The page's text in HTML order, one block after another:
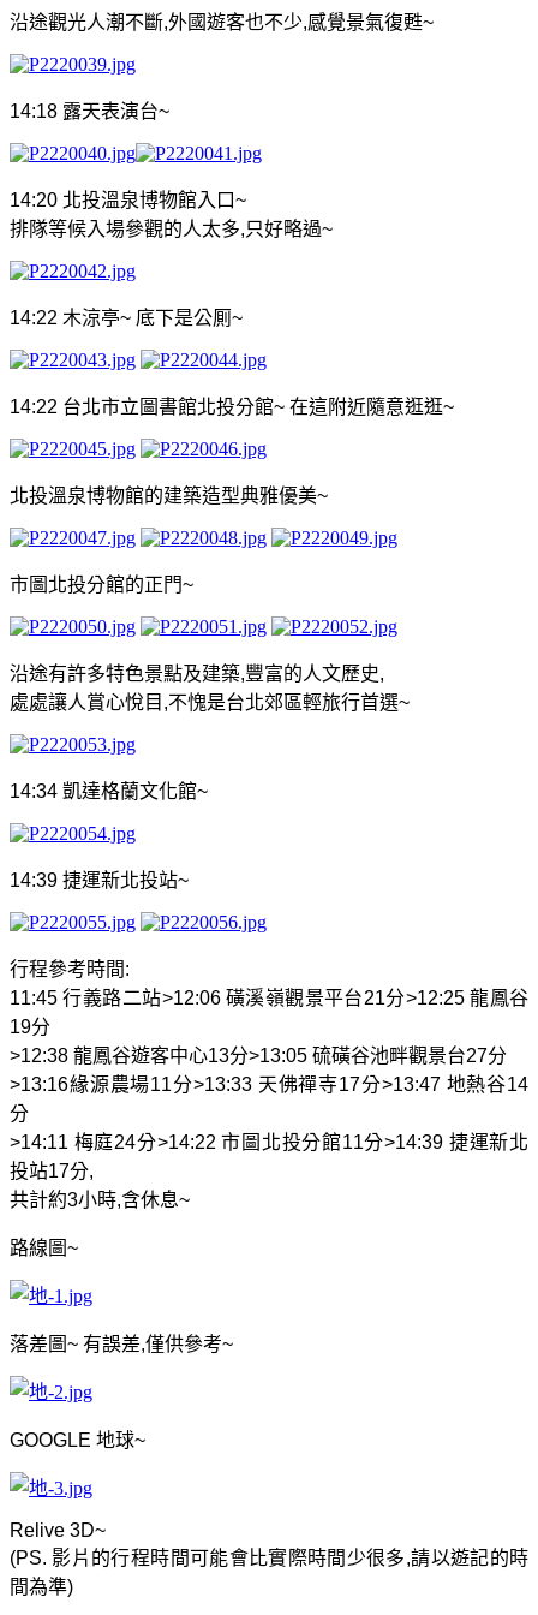
沿途觀光人潮不斷,外國遊客也不少,感覺景氣復甦~
14:18 露天表演台~
14:20 北投溫泉博物館入口~
排隊等候入場參觀的人太多,只好略過~
14:22 木涼亭~ 底下是公厠~
14:22 台北市立圖書館北投分館~ 在這附近隨意逛逛~
北投溫泉博物館的建築造型典雅優美~
市圖北投分館的正門~
沿途有許多特色景點及建築,豐富的人文歷史,
處處讓人賞心悅目 ,不愧是台北郊區輕旅行首選~
14:34 凱達格蘭文化館~
14:39 捷運新北投站~
行程參考時間:
11:45行義路二站>12:06 磺溪嶺觀景平台21分>12:25龍鳳谷
19分
>12:38 龍鳳谷遊客中心13分>13:05 硫磺谷池畔觀景台27分
>13:16緣源農場11分>13:33 天佛禪寺17分>13:47 地熱谷14
分
>14:11 梅庭24分>14:22市圖北投分館11分>14:39 捷運新北
投站17分,
共計約3小時,含休息~
路線圖~
落差圖~ 有誤差,僅供參考~
GOOGLE 地球~
Relive 3D~
(PS. 影片的行程時間可能會比實際時間少很多,請以遊記的時
間為準)